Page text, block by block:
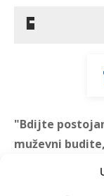
"Bdijte
muževni